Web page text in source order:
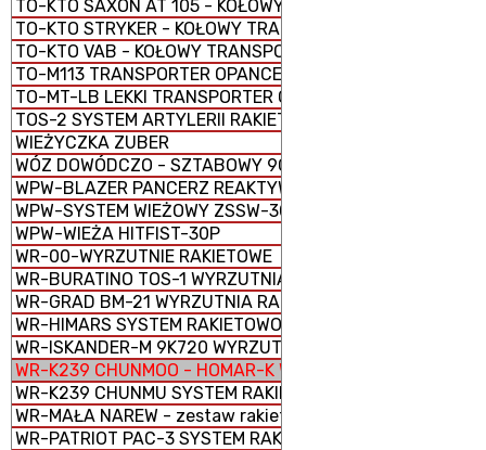
TO-KTO SAXON AT 105 - KOŁOWY TRANSPORTER
TO-KTO STRYKER - KOŁOWY TRANSPORTER
TO-KTO VAB - KOŁOWY TRANSPORTER OPANCERZONY
TO-M113 TRANSPORTER OPANCERZONY GĄSIENICOWY
TO-MT-LB LEKKI TRANSPORTER OPANCERZONY
TOS-2 SYSTEM ARTYLERII RAKIETOWEJ
WIEŻYCZKA ZUBER
WÓZ DOWÓDCZO - SZTABOWY 9C552
WPW-BLAZER PANCERZ REAKTYWNY
WPW-SYSTEM WIEŻOWY ZSSW-30
WPW-WIEŻA HITFIST-30P
WR-00-WYRZUTNIE RAKIETOWE
WR-BURATINO TOS-1 WYRZUTNIA RAKIETOWA
WR-GRAD BM-21 WYRZUTNIA RAKIETOWA
WR-HIMARS SYSTEM RAKIETOWO-ARTYLERYJSKI M142
WR-ISKANDER-M 9K720 WYRZUTNIA RAKIETOWA
WR-K239 CHUNMOO - HOMAR-K WYRZUTNIA RAKIETOWA
WR-K239 CHUNMU SYSTEM RAKIETOWO-ARTYLERYJSKI
WR-MAŁA NAREW - zestaw rakietowy
WR-PATRIOT PAC-3 SYSTEM RAKIETOWY